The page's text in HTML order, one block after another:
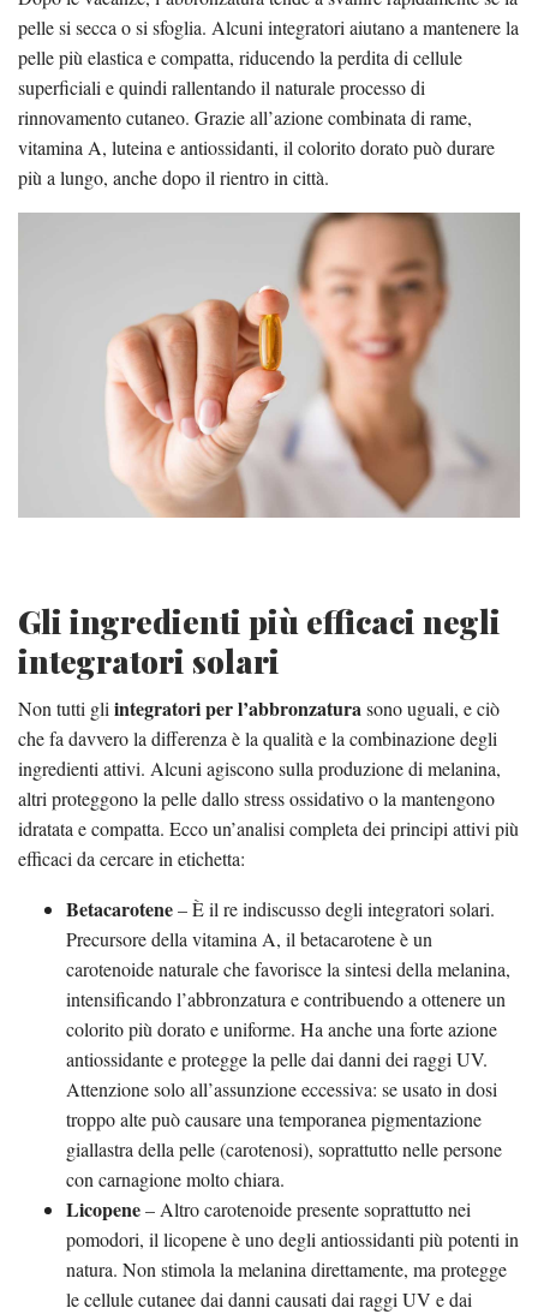
pelle si secca o si sfoglia. Alcuni integratori aiutano a mantenere la
pelle più elastica e compatta, riducendo la perdita di cellule
superficiali e quindi rallentando il naturale processo di
rinnovamento cutaneo. Grazie all’azione combinata di rame,
vitamina A, luteina e antiossidanti, il colorito dorato può durare
più a lungo, anche dopo il rientro in città.
Gli ingredienti più efficaci negli
integratori solari
Non tutti gliintegratori per l’abbronzaturasono uguali, e ciò
che fa davvero la differenza è la qualità e la combinazione degli
ingredienti attivi. Alcuni agiscono sulla produzione di melanina,
altri proteggono la pelle dallo stress ossidativo o la mantengono
idratata e compatta. Ecco un’analisi completa dei principi attivi più
efficaci da cercare in etichetta:
Betacarotene– È il re indiscusso degli integratori solari.
Precursore della vitamina A, il betacarotene è un
carotenoide naturale che favorisce la sintesi della melanina,
intensificando l’abbronzatura e contribuendo a ottenere un
colorito più dorato e uniforme. Ha anche una forte azione
antiossidante e protegge la pelle dai danni dei raggi UV.
Attenzione solo all’assunzione eccessiva: se usato in dosi
troppo alte può causare una temporanea pigmentazione
giallastra della pelle (carotenosi), soprattutto nelle persone
con carnagione molto chiara.
Licopene– Altro carotenoide presente soprattutto nei
pomodori, il licopene è uno degli antiossidanti più potenti in
natura. Non stimola la melanina direttamente, ma protegge
le cellule cutanee dai danni causati dai raggi UV e dai